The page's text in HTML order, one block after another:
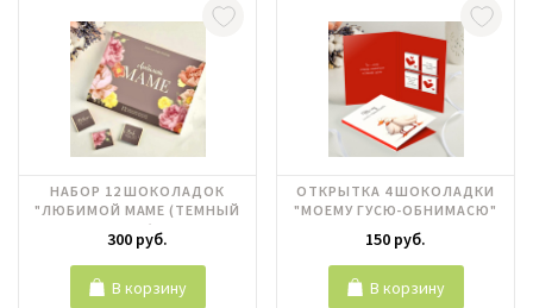
НАБОР 12 ШОКОЛАДОК
"ЛЮБИМОЙ МАМЕ (ТЕМНЫЙ
ФОН)"
300 руб.
В корзину
ОТКРЫТКА 4 ШОКОЛАДКИ
"МОЕМУ ГУСЮ-ОБНИМАСЮ"
150 руб.
В корзину